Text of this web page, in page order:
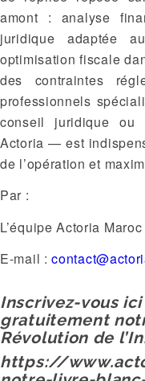
amont : analyse
juridique adaptée
optimisation fiscale
des contraintes
professionnels
conseil juridique ou
Actoria — est
de l’opération et
Par :
L’équipe Actoria Maroc
E-mail :
Inscrivez-vous
gratuitement
Révolution de
https://